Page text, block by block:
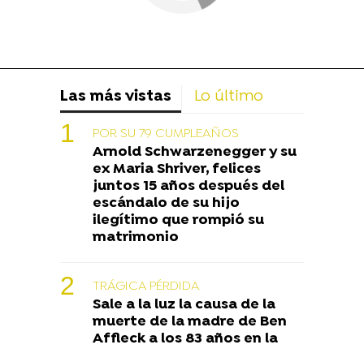
Las más vistas Lo último
POR SU 79 CUMPLEAÑOS
Arnold Schwarzenegger y su
ex Maria Shriver, felices
juntos 15 años después del
escándalo de su hijo
ilegítimo que rompió su
matrimonio
TRÁGICA PÉRDIDA
Sale a la luz la causa de la
muerte de la madre de Ben
Affleck a los 83 años en la